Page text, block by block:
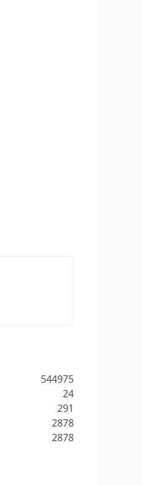
544975
24
291
2878
2878